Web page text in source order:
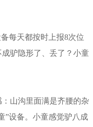
每天都按时上报8次位
驴隐形了、丢了？小童
山沟里面满是齐腰的杂
”设备。小童感觉驴八成